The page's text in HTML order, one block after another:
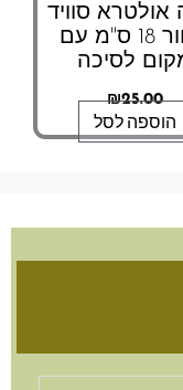
אולטרא סוויד
שחור 18 ס"מ עם
לסיכה
₪25.00
הוספה לסל